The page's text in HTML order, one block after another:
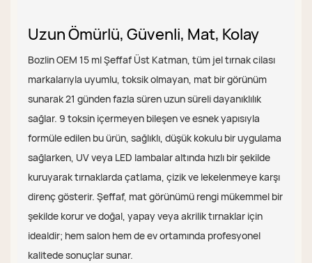
Uzun Ömürlü, Güvenli, Mat, Kolay
Bozlin OEM 15 ml Şeffaf Üst ​​Katman, tüm jel tırnak cilası
markalarıyla uyumlu, toksik olmayan, mat bir görünüm
sunarak 21 günden fazla süren uzun süreli dayanıklılık
sağlar. 9 toksin içermeyen bileşen ve esnek yapısıyla
formüle edilen bu ürün, sağlıklı, düşük kokulu bir uygulama
sağlarken, UV veya LED lambalar altında hızlı bir şekilde
kuruyarak tırnaklarda çatlama, çizik ve lekelenmeye karşı
direnç gösterir. Şeffaf, mat görünümü rengi mükemmel bir
şekilde korur ve doğal, yapay veya akrilik tırnaklar için
idealdir; hem salon hem de ev ortamında profesyonel
kalitede sonuçlar sunar.